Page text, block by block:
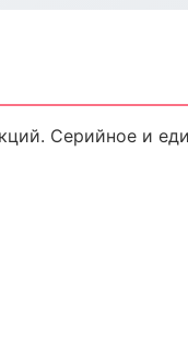
Серийное и